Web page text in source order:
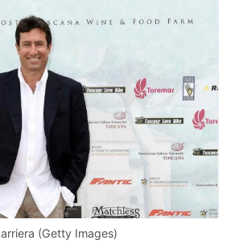
(Getty Images)